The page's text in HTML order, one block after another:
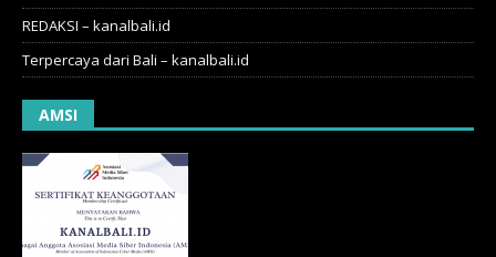
REDAKSI – kanalbali.id
Terpercaya dari Bali – kanalbali.id
AMSI